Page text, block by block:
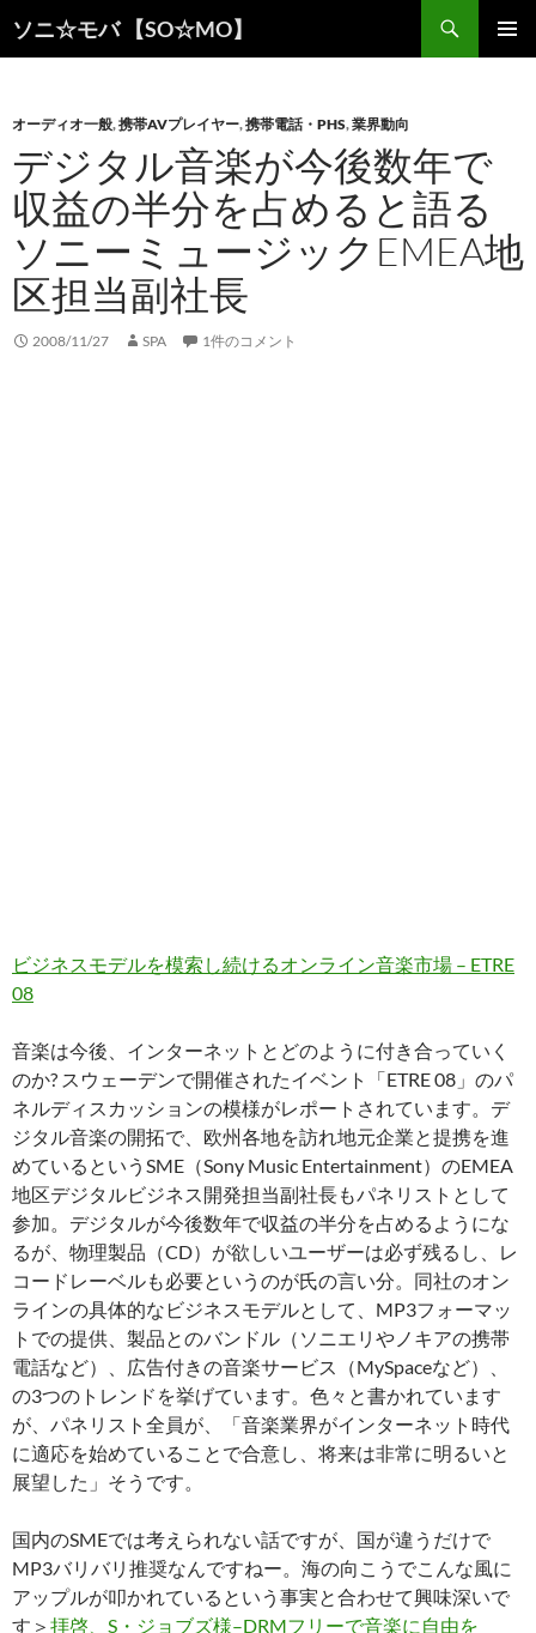
ソニ☆モバ 【SO☆MO】
索
ン
ツ
へ
ス
キ
ッ
プ
オーディオ一般,携帯AVプレイヤー,携帯電話・PHS,業界動向
デジタル音楽が今後数年で
収益の半分を占めると語る
ソニーミュージックEMEA地
区担当副社長
2008/11/27 SPA 1件のコメント
ビジネスモデルを模索し続けるオンライン音楽市場 – ETRE
08
音楽は今後、インターネットとどのように付き合っていく
のか? スウェーデンで開催されたイベント「ETRE 08」のパ
ネルディスカッションの模様がレポートされています。デ
ジタル音楽の開拓で、欧州各地を訪れ地元企業と提携を進
めているというSME（Sony Music Entertainment）のEMEA
地区デジタルビジネス開発担当副社長もパネリストとして
参加。デジタルが今後数年で収益の半分を占めるようにな
るが、物理製品（CD）が欲しいユーザーは必ず残るし、レ
コードレーベルも必要というのが氏の言い分。同社のオン
ラインの具体的なビジネスモデルとして、MP3フォーマッ
トでの提供、製品とのバンドル（ソニエリやノキアの携帯
電話など）、広告付きの音楽サービス（MySpaceなど）、
の3つのトレンドを挙げています。色々と書かれています
が、パネリスト全員が、「音楽業界がインターネット時代
に適応を始めていることで合意し、将来は非常に明るいと
展望した」そうです。
国内のSMEでは考えられない話ですが、国が違うだけで
MP3バリバリ推奨なんですねー。海の向こうでこんな風に
アップルが叩かれているという事実と合わせて興味深いで
す＞ 拝啓、S・ジョブズ様–DRMフリーで音楽に自由を